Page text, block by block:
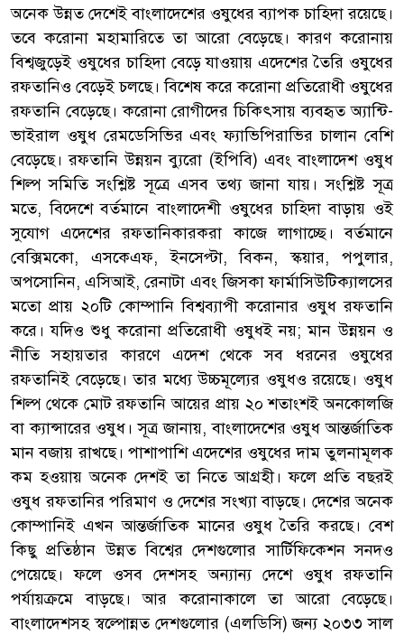
অনেক উন্নত দেশেই বাংলাদেশের ওষুধের ব্যাপক চাহিদা রয়েছে।
তবে করোনা মহামারিতে তা আরো বেড়েছে। কারণ করোনায়
বিশ্বজুড়েই ওষুধের চাহিদা বেড়ে যাওয়ায় এদেশের তৈরি ওষুধের
রফতানিও বেড়েই চলছে। বিশেষ করে করোনা প্রতিরোধী ওষুধের
রফতানি বেড়েছে। করোনা রোগীদের চিকিৎসায় ব্যবহৃত অ্যান্টি-
ভাইরাল ওষুধ রেমডেসিভির এবং ফ্যাভিপিরাভির চালান বেশি
বেড়েছে। রফতানি উন্নয়ন ব্যুরো (ইপিবি) এবং বাংলাদেশ ওষুধ
শিল্প সমিতি সংশ্লিষ্ট সূত্রে এসব তথ্য জানা যায়। সংশ্লিষ্ট সূত্র
মতে, বিদেশে বর্তমানে বাংলাদেশী ওষুধের চাহিদা বাড়ায় ওই
সুযোগ এদেশের রফতানিকারকরা কাজে লাগাচ্ছে। বর্তমানে
বেক্সিমকো, এসকেএফ, ইনসেপ্টা, বিকন, স্কয়ার, পপুলার,
অপসোনিন, এসিআই, রেনাটা এবং জিসকা ফার্মাসিউটিক্যালসের
মতো প্রায় ২০টি কোম্পানি বিশ্বব্যাপী করোনার ওষুধ রফতানি
করে। যদিও শুধু করোনা প্রতিরোধী ওষুধই নয়; মান উন্নয়ন ও
নীতি সহায়তার কারণে এদেশ থেকে সব ধরনের ওষুধের
রফতানিই বেড়েছে। তার মধ্যে উচ্চমূল্যের ওষুধও রয়েছে। ওষুধ
শিল্প থেকে মোট রফতানি আয়ের প্রায় ২০ শতাংশই অনকোলজি
বা ক্যান্সারের ওষুধ। সূত্র জানায়, বাংলাদেশের ওষুধ আন্তর্জাতিক
মান বজায় রাখছে। পাশাপাশি এদেশের ওষুধের দাম তুলনামূলক
কম হওয়ায় অনেক দেশই তা নিতে আগ্রহী। ফলে প্রতি বছরই
ওষুধ রফতানির পরিমাণ ও দেশের সংখ্যা বাড়ছে। দেশের অনেক
কোম্পানিই এখন আন্তর্জাতিক মানের ওষুধ তৈরি করছে। বেশ
কিছু প্রতিষ্ঠান উন্নত বিশ্বের দেশগুলোর সার্টিফিকেশন সনদও
পেয়েছে। ফলে ওসব দেশসহ অন্যান্য দেশে ওষুধ রফতানি
পর্যায়ক্রমে বাড়ছে। আর করোনাকালে তা আরো বেড়েছে।
বাংলাদেশসহ স্বল্পোন্নত দেশগুলোর (এলডিসি) জন্য ২০৩৩ সাল